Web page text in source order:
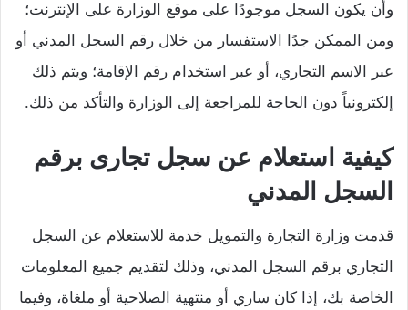
وأن يكون السجل موجودًا على موقع الوزارة على الإنترنت؛
ومن الممكن جدًا الاستفسار من خلال رقم السجل المدني أو
عبر الاسم التجاري، أو عبر استخدام رقم الإقامة؛ ويتم ذلك
إلكترونياً دون الحاجة للمراجعة إلى الوزارة والتأكد من ذلك.
كيفية استعلام عن سجل تجارى برقم
السجل المدني
قدمت وزارة التجارة والتمويل خدمة للاستعلام عن السجل
التجاري برقم السجل المدني، وذلك لتقديم جميع المعلومات
الخاصة بك، إذا كان ساري أو منتهية الصلاحية أو ملغاة، وفيما